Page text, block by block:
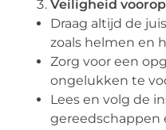
Veiligheid voorop
Draag altijd de
zoals helmen en
Zorg voor een
ongelukken te
Lees en volg de
gereedschappen